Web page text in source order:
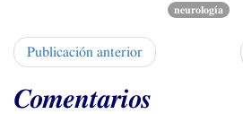
neurología
Publicación anterior
Comentarios